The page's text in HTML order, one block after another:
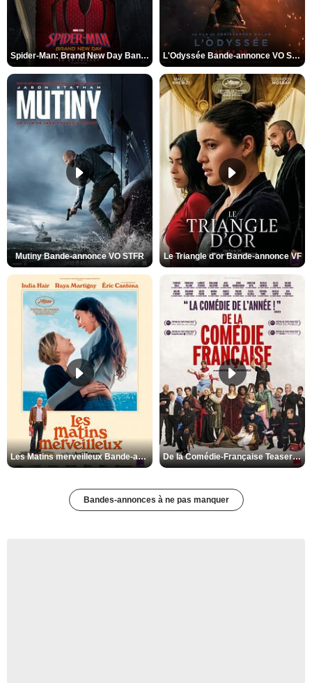
Spider-Man: Brand New Day Bande-annonce VO STFR L'Odyssée Bande-annonce VO STFR
Mutiny Bande-annonce VO STFR Le Triangle d'or Bande-annonce VF
Les Matins merveilleux Bande-annonce VF De la Comédie-Française Teaser VF
Bandes-annonces à ne pas manquer